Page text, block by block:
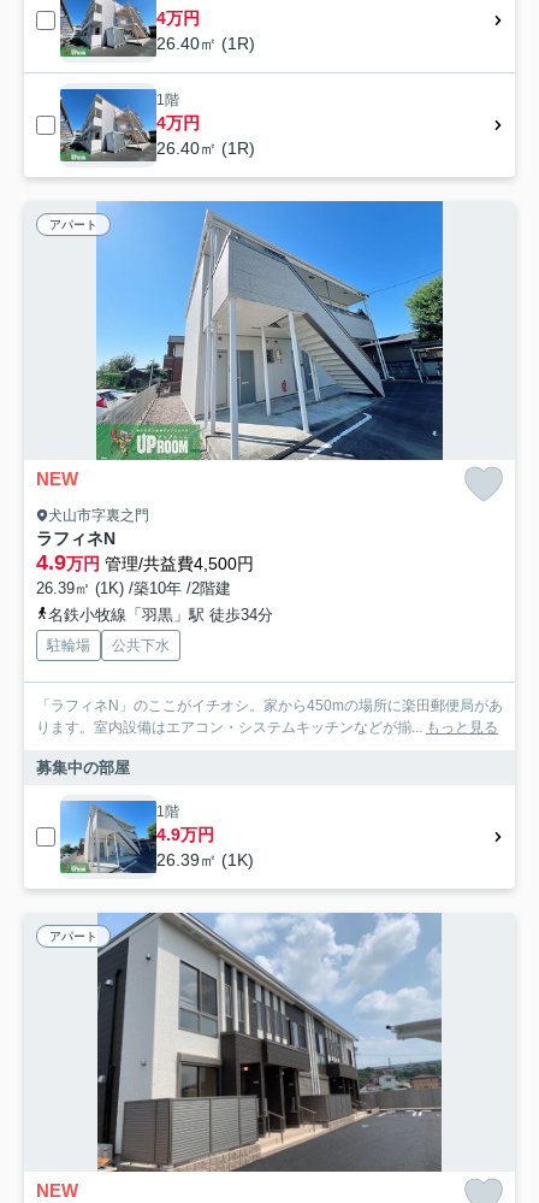
4万円
26.40㎡ (1R)
1階
4万円
26.40㎡ (1R)
アパート
NEW
犬山市字裏之門
ラフィネN
4.9万円 管理/共益費4,500円
26.39㎡ (1K) /築10年 /2階建
名鉄小牧線「羽黒」駅 徒歩34分
駐輪場 公共下水
「ラフィネN」のここがイチオシ。家から450mの場所に楽田郵便局があ
ります。室内設備はエアコン・システムキッチンなどが揃... もっと見る
募集中の部屋
1階
4.9万円
26.39㎡ (1K)
アパート
NEW